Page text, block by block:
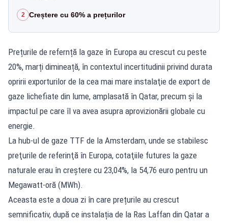
2 Creștere cu 60% a prețurilor
Prețurile de refernță la gaze în Europa au crescut cu peste
20%, marți dimineață, în contextul incertitudinii privind durata
opririi exporturilor de la cea mai mare instalaţie de export de
gaze lichefiate din lume, amplasată în Qatar, precum şi la
impactul pe care îl va avea asupra aprovizionării globale cu
energie.
La hub-ul de gaze TTF de la Amsterdam, unde se stabilesc
preţurile de referinţă în Europa, cotaţiile futures la gaze
naturale erau în creştere cu 23,04%, la 54,76 euro pentru un
Megawatt-oră (MWh).
Aceasta este a doua zi în care prețurile au crescut
semnificativ, după ce instalația de la Ras Laffan din Qatar a